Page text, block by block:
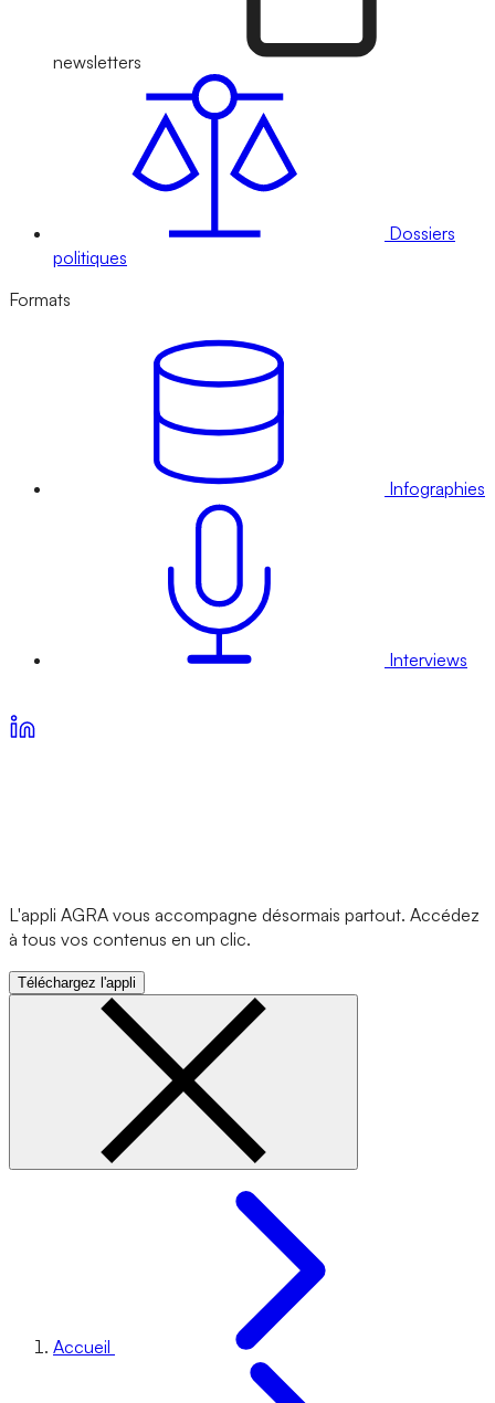
newsletters
Dossiers
politiques
Formats
Infographies
Interviews
L'appli AGRA vous accompagne désormais partout. Accédez
à tous vos contenus en un clic.
Téléchargez l'appli
Accueil